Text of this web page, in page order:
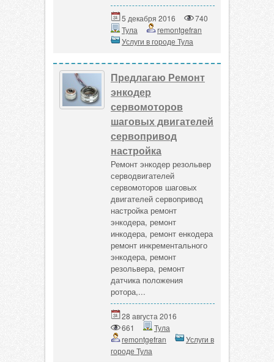
5 декабря 2016
740
Тула
remontgefran
Услуги в городе Тула
Предлагаю Ремонт
энкодер
сервомоторов
шаговых двигателей
сервопривод
настройка
Ремонт энкодер резольвер
серводвигателей
сервомоторов шаговых
двигателей сервопривод
настройка ремонт
энкодера, ремонт
инкодера, ремонт енкодера
ремонт инкрементального
энкодера, ремонт
резольвера, ремонт
датчика положения
ротора,...
28 августа 2016
661
Тула
remontgefran
Услуги в
городе Тула